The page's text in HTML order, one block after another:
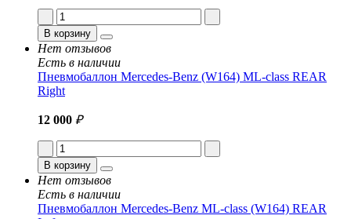
В корзину
Нет отзывов
Есть в наличии
Пневмобаллон Mercedes-Benz (W164) ML-class REAR
Right
12 000 ₽
В корзину
Нет отзывов
Есть в наличии
Пневмобаллон Mercedes-Benz ML-class (W164) REAR